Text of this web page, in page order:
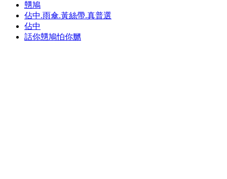
戇鳩
佔中.雨傘.黃絲帶.真普選
佔中
話你戇鳩怕你嬲